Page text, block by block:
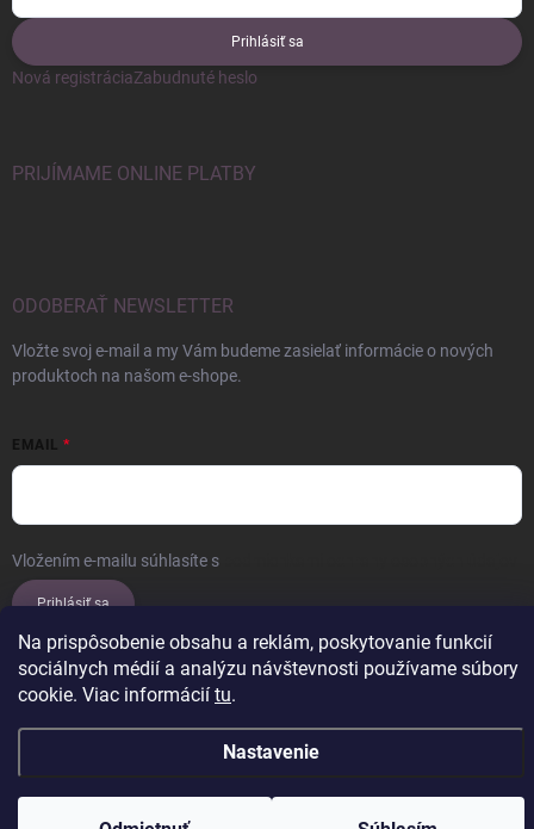
Na prispôsobenie obsahu a reklám, poskytovanie funkcií
sociálnych médií a analýzu návštevnosti používame súbory
cookie. Viac informácií tu.
Nastavenie
Prihlásiť sa
Nová registráciaZabudnuté heslo
PRIJÍMAME ONLINE PLATBY
ODOBERAŤ NEWSLETTER
Vložte svoj e-mail a my Vám budeme zasielať informácie o nových
produktoch na našom e-shope.
EMAIL
Vložením e-mailu súhlasíte s
Prihlásiť sa